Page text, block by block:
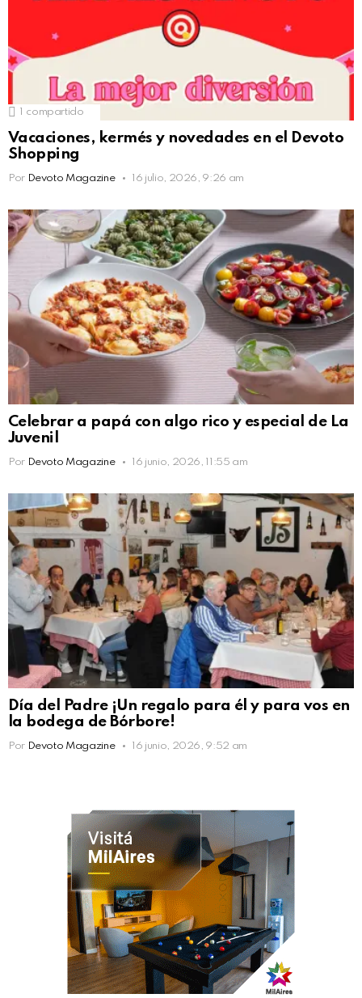
1 compartido
Vacaciones, kermés y novedades en el Devoto
Shopping
Por Devoto Magazine 16 julio, 2026, 9:26 am
Celebrar a papá con algo rico y especial de La
Juvenil
Por Devoto Magazine 16 junio, 2026, 11:55 am
Día del Padre ¡Un regalo para él y para vos en
la bodega de Bórbore!
Por Devoto Magazine 16 junio, 2026, 9:52 am